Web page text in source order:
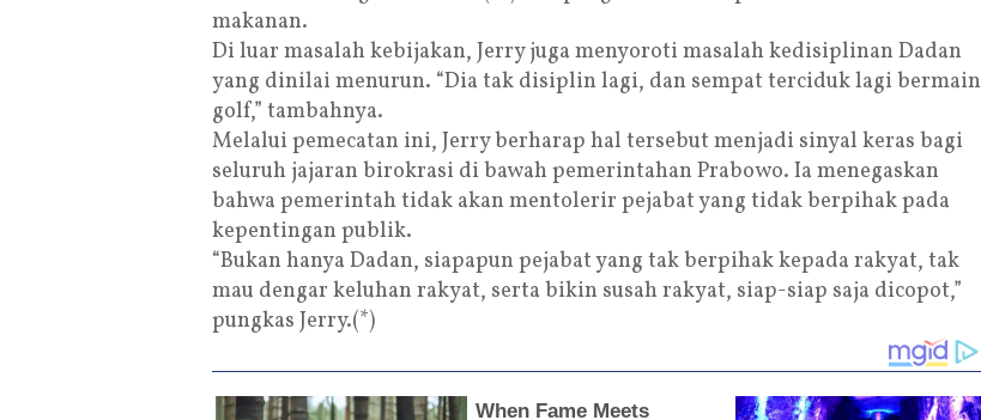
makanan.
Di luar masalah kebijakan, Jerry juga menyoroti masalah kedisiplinan Dadan
yang dinilai menurun. “Dia tak disiplin lagi, dan sempat terciduk lagi bermain
golf,” tambahnya.
Melalui pemecatan ini, Jerry berharap hal tersebut menjadi sinyal keras bagi
seluruh jajaran birokrasi di bawah pemerintahan Prabowo. Ia menegaskan
bahwa pemerintah tidak akan mentolerir pejabat yang tidak berpihak pada
kepentingan publik.
“Bukan hanya Dadan, siapapun pejabat yang tak berpihak kepada rakyat, tak
mau dengar keluhan rakyat, serta bikin susah rakyat, siap-siap saja dicopot,”
pungkas Jerry.(*)